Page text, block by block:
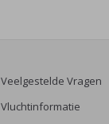
Veelgestelde Vragen
Vluchtinformatie